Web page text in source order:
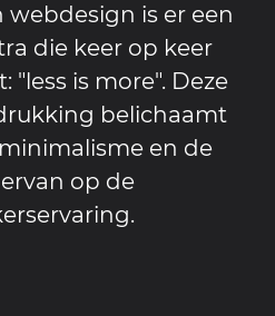
webdesign is er een
die keer op keer
"less is more". Deze
belichaamt
en de
op de